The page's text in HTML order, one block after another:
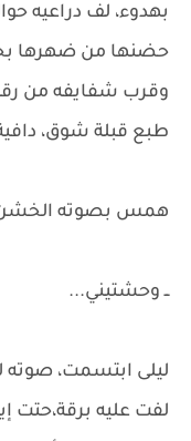
بهدوء، لف دراعيه
حضنها من ضهرها
وقرب شفايفه من
طبع قبلة شوق،
همس بصوته الخشن
ــ وحشتيني...
ليلى ابتسمت،
لفت عليه برقة،حتت